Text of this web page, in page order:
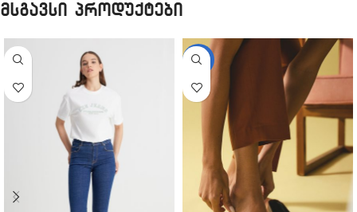
მსგავსი პროდუქტები
-21%